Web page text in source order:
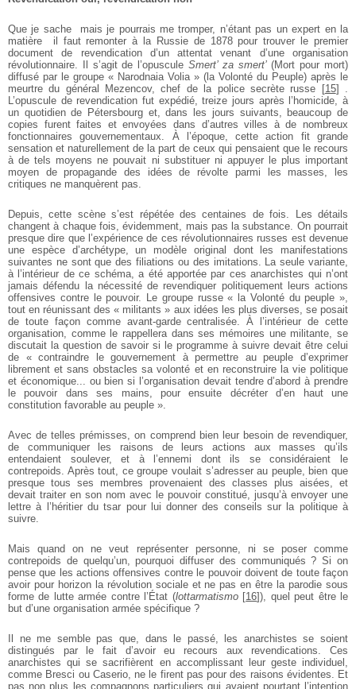
Que je sache ­ mais je pourrais me tromper, n’étant pas un expert en la
matière ­ il faut remonter à la Russie de 1878 pour trouver le premier
document de revendication d’un attentat venant d’une organisation
révolutionnaire. Il s’agit de l’opuscule Smert’ za smert’(Mort pour mort)
diffusé par le groupe « Narodnaia Volia » (la Volonté du Peuple) après le
meurtre du général Mezencov, chef de la police secrète russe [15]
.
L’opuscule de revendication fut expédié, treize jours après l’homicide, à
un quotidien de Pétersbourg et, dans les jours suivants, beaucoup de
copies furent faites et envoyées dans d’autres villes à de nombreux
fonctionnaires gouvernementaux. À l’époque, cette action fit grande
sensation et naturellement de la part de ceux qui pensaient que le recours
à de tels moyens ne pouvait ni substituer ni appuyer le plus important
moyen de propagande des idées de révolte parmi les masses, les
critiques ne manquèrent pas.
Depuis, cette scène s’est répétée des centaines de fois. Les dé­tails
changent à chaque fois, évidemment, mais pas la substance. On pourrait
presque dire que l’expérience de ces révolutionnaires russes est devenue
une espèce d’archétype, un modèle original dont les manifestations
suivantes ne sont que des filiations ou des imitations. La seule variante,
à l’intérieur de ce schéma, a été apportée par ces anarchistes qui n’ont
jamais défendu la nécessité de revendiquer politiquement leurs actions
offensives contre le pouvoir. Le groupe russe « la Volonté du peuple »,
tout en réunissant des « militants » aux idées les plus diverses, se posait
de toute façon comme avant­-garde centralisée. À l’intérieur de cette
organisation, comme le rappellera dans ses mémoires une militante, se
discutait la question de savoir si le programme à suivre devait être celui
de « contraindre le gouvernement à permettre au peuple d’exprimer
librement et sans obstacles sa volonté et en reconstruire la vie politique
et économique... ou bien si l’organisation devait tendre d’abord à prendre
le pouvoir dans ses mains, pour ensuite décréter d’en haut une
constitution favorable au peuple ».
Avec de telles prémisses, on comprend bien leur besoin de reven­diquer,
de communiquer les raisons de leurs actions aux masses qu’ils
entendaient soulever, et à l’ennemi dont ils se considéraient le
contrepoids. Après tout, ce groupe voulait s’adresser au peuple, bien que
presque tous ses membres provenaient des classes plus aisées, et
devait traiter en son nom avec le pouvoir constitué, jusqu’à envoyer une
lettre à l’héritier du tsar pour lui donner des conseils sur la politique à
suivre.
Mais quand on ne veut représenter personne, ni se poser comme
contrepoids de quelqu’un, pourquoi diffuser des communiqués ? Si on
pense que les actions offensives contre le pouvoir doivent de toute façon
avoir pour horizon la révolution sociale et ne pas en être la parodie sous
forme de lutte armée contre l’État (lottarmatismo[16]), quel peut être le
but d’une organisation armée spécifique ?
Il ne me semble pas que, dans le passé, les anarchistes se soient
distingués par le fait d’avoir eu recours aux revendications. Ces
anarchistes qui se sacrifièrent en accomplissant leur geste individuel,
comme Bresci ou Caserio, ne le firent pas pour des raisons évidentes. Et
pas non plus les compagnons particuliers qui avaient pourtant l’intention